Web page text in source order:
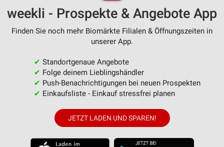
weekli - Prospekte & Angebote App
Finden Sie noch mehr Biomärkte Filialen & Öffnungszeiten in
unserer App.
✔ Standortgenaue Angebote
✔ Folge deinem Lieblingshändler
✔ Push-Benachrichtigungen bei neuen Prospekten
✔ Einkaufsliste - Einkauf stressfrei planen
JETZT LADEN UND SPAREN!